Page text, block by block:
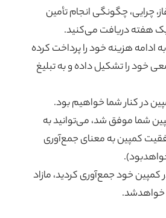
چرایی، چگونگی انجام تأمین
هفته دریافت می‌کنید.
هزینه خود را پرداخت کرده
خود را تشکیل داده و به تبلیغ
در کنار شما خواهیم بود.
شما موفق شد، می‌توانید به
کمپین به معنای جمع‌آوری
کمپین خود جمع‌آوری کردید، مازاد
خواهدشد.